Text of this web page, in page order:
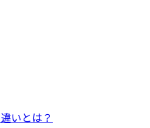
いとは？